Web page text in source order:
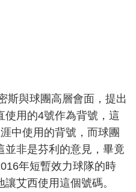
斯與球團高層會面，提出
使用的4號作為背號，這
中使用的背號，而球團
並非是芬利的意見，畢竟
年短暫效力球隊的時
艾西使用這個號碼。